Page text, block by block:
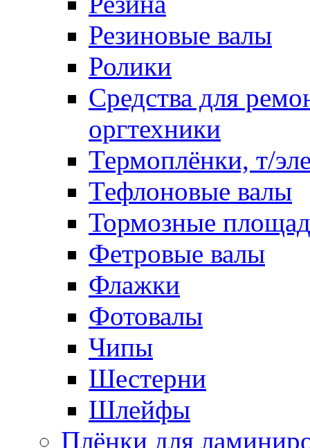
Резиновые валы
Ролики
Средства для
оргтехники
Термоплёнки, т/
Тефлоновые валы
Тормозные
Фетровые валы
Флажки
Фотовалы
Чипы
Шестерни
Шлейфы
Плёнки для